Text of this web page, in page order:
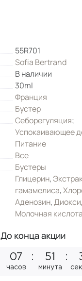
55R701
Sofia Bertrand
В наличии
30ml
Франция
Бустер
Себорегуляция;
Успокаивающее
Питание
Все
Бустеры
Глицерин,
гамамелиса,
Аденозин,
Молочная кислота
До конца акции
07
часов
51
минута